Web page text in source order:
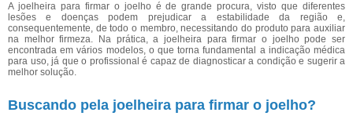
A joelheira para firmar o joelho é de grande procura, visto que diferentes
lesões e doenças podem prejudicar a estabilidade da região e,
consequentemente, de todo o membro, necessitando do produto para auxiliar
na melhor firmeza. Na prática, a joelheira para firmar o joelho pode ser
encontrada em vários modelos, o que torna fundamental a indicação médica
para uso, já que o profissional é capaz de diagnosticar a condição e sugerir a
melhor solução.
Buscando pela joelheira para firmar o joelho?